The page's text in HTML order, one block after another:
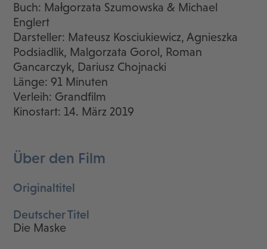
Buch: Małgorzata Szumowska & Michael
Englert
Darsteller: Mateusz Kosciukiewicz, Agnieszka
Podsiadlik, Malgorzata Gorol, Roman
Gancarczyk, Dariusz Chojnacki
Länge: 91 Minuten
Verleih: Grandfilm
Kinostart: 14. März 2019
Über den Film
Originaltitel
Deutscher Titel
Die Maske